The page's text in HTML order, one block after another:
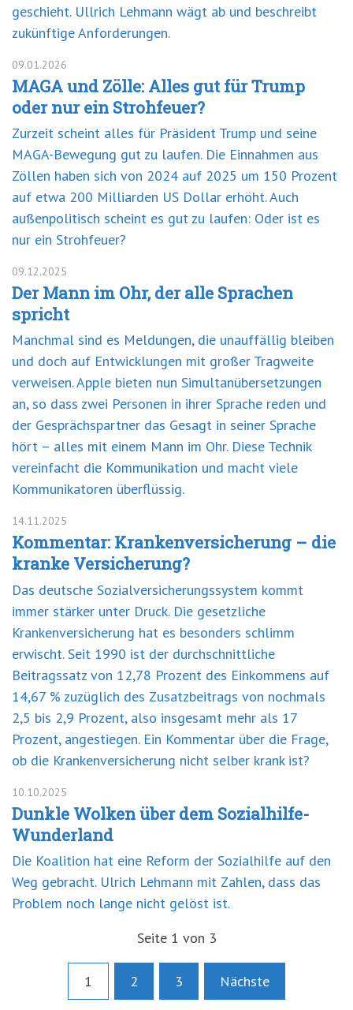
geschieht. Ullrich Lehmann wägt ab und beschreibt
zukünftige Anforderungen.
09.01.2026
MAGA und Zölle: Alles gut für Trump
oder nur ein Strohfeuer?
Zurzeit scheint alles für Präsident Trump und seine
MAGA-Bewegung gut zu laufen. Die Einnahmen aus
Zöllen haben sich von 2024 auf 2025 um 150 Prozent
auf etwa 200 Milliarden US Dollar erhöht. Auch
außenpolitisch scheint es gut zu laufen: Oder ist es
nur ein Strohfeuer?
09.12.2025
Der Mann im Ohr, der alle Sprachen
spricht
Manchmal sind es Meldungen, die unauffällig bleiben
und doch auf Entwicklungen mit großer Tragweite
verweisen. Apple bieten nun Simultanübersetzungen
an, so dass zwei Personen in ihrer Sprache reden und
der Gesprächspartner das Gesagt in seiner Sprache
hört – alles mit einem Mann im Ohr. Diese Technik
vereinfacht die Kommunikation und macht viele
Kommunikatoren überflüssig.
14.11.2025
Kommentar: Krankenversicherung – die
kranke Versicherung?
Das deutsche Sozialversicherungssystem kommt
immer stärker unter Druck. Die gesetzliche
Krankenversicherung hat es besonders schlimm
erwischt. Seit 1990 ist der durchschnittliche
Beitragssatz von 12,78 Prozent des Einkommens auf
14,67 % zuzüglich des Zusatzbeitrags von nochmals
2,5 bis 2,9 Prozent, also insgesamt mehr als 17
Prozent, angestiegen. Ein Kommentar über die Frage,
ob die Krankenversicherung nicht selber krank ist?
10.10.2025
Dunkle Wolken über dem Sozialhilfe-
Wunderland
Die Koalition hat eine Reform der Sozialhilfe auf den
Weg gebracht. Ulrich Lehmann mit Zahlen, dass das
Problem noch lange nicht gelöst ist.
Seite 1 von 3
1 2 3 Nächste